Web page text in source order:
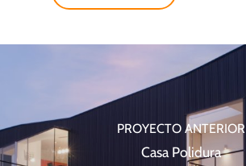
PROYECTO ANTERIOR
Casa Polidura